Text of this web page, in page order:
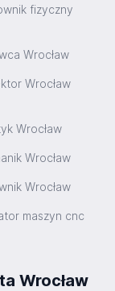
fizyczny
Wrocław
Wrocław
Wrocław
Wrocław
Wrocław
maszyn cnc
Wrocław